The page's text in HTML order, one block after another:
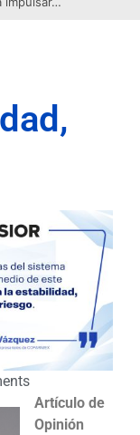
Artículo de
Opinión